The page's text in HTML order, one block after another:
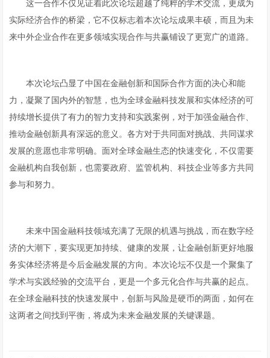
这一合作不仅见证着此次论坛超越了纯粹的学术交流，更成为
实际经济合作的桥梁，它不仅标志着本次论坛成果丰硕，而且为未
来中外企业合作在更多领域实现合作与共赢铺设了更宽广的道路。
本次论坛凸显了中国在金融创新和国际合作方面的决心和能
力，凝聚了国内外的智慧，也为全球金融科技发展和实体经济的可
持续增长提供了有力的智力支持和实践案例，对于加强金融合作、
推动金融创新具有深远的意义。各方对于共同面对挑战、共同谋求
发展的意愿也非常明确。面对全球金融生态的快速变化，不仅需要
金融机构自我创新，也需要政府、监管机构、科技企业等多方共同
参与和努力。
未来中国金融科技领域充满了无限的机遇与挑战，而在数字经
济的大潮下，要实现更加持续、健康的发展，让金融创新更好地服
务实体经济将是今后金融发展的方向。本次论坛不仅是一个聚集了
学术与实践经验的交流平台，更是一个多元化合作与共赢的起点。
在全球金融科技的快速发展中，创新与风险是硬币的两面，如何在
这两者之间找到平衡，将成为未来金融发展的关键课题。